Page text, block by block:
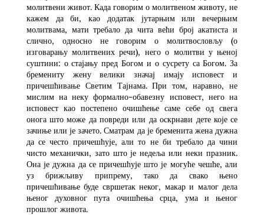
молитвени живот. Када говорим о молитвеном животу, не
кажем да би, као додатак јутарњим или вечерњим
молитвама, мати требало да чита већи број акатиста и
слично, односно не говорим о молитвословљу (о
изговарању молитвених речи), него о молитви у њеној
суштини: о стајању пред Богом и о сусрету са Богом. За
бремениту жену велики значај имају исповест и
причешћивање Светим Тајнама. При том, наравно, не
мислим на неку формално-обавезну исповест, него на
исповест као постепено очишћење саме себе од свега
онога што може да повреди или да оскрнави дете које се
зачиње или је зачето. Сматрам да је бременита жена дужна
да се често причешћује, али то не би требало да чини
чисто механички, зато што је недеља или неки празник.
Она је дужна да се причешћује што је могуће чешће, али
уз брижљиву припрему, тако да свако њено
причешћивање буде свршетак неког, макар и малог дела
њеног духовног пута очишћења срца, ума и њеног
прошлог живота.